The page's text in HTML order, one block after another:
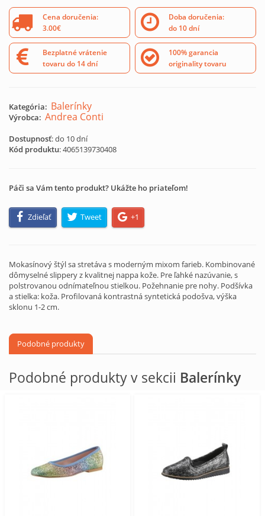
Cena doručenia:
3.00€
Doba doručenia:
do 10 dní
Bezplatné vrátenie
tovaru do 14 dní
100% garancia
originality tovaru
Kategória: Balerínky
Výrobca: Andrea Conti
Dostupnosť: do 10 dní
Kód produktu:4065139730408
Páči sa Vám tento produkt? Ukážte ho priateľom!
Zdieľať Tweet +1
Mokasínový štýl sa stretáva s moderným mixom farieb. Kombinované
dômyselné slippery z kvalitnej nappa kože. Pre ľahké nazúvanie, s
polstrovanou odnímateľnou stielkou. Požehnanie pre nohy. Podšívka
a stielka: koža. Profilovaná kontrastná syntetická podošva, výška
sklonu 1-2 cm.
Podobné produkty
Podobné produkty v sekcii Balerínky